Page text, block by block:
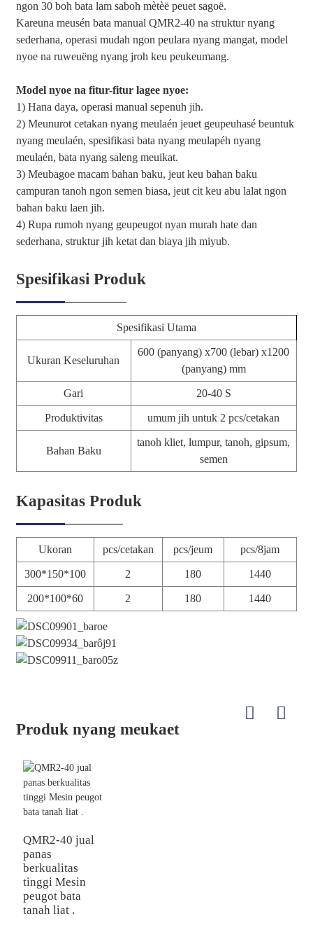
ngon 30 boh bata lam saboh mètèë peuet sagoë.
Kareuna meusén bata manual QMR2-40 na struktur nyang
sederhana, operasi mudah ngon peulara nyang mangat, model
nyoe na ruweuëng nyang jroh keu peukeumang.
Model nyoe na fitur-fitur lagee nyoe:
1) Hana daya, operasi manual sepenuh jih.
2) Meunurot cetakan nyang meulaén jeuet geupeuhasé beuntuk
nyang meulaén, spesifikasi bata nyang meulapéh nyang
meulaén, bata nyang saleng meuikat.
3) Meubagoe macam bahan baku, jeut keu bahan baku
campuran tanoh ngon semen biasa, jeut cit keu abu lalat ngon
bahan baku laen jih.
4) Rupa rumoh nyang geupeugot nyan murah hate dan
sederhana, struktur jih ketat dan biaya jih miyub.
Spesifikasi Produk
Spesifikasi Utama
Ukuran Keseluruhan
600 (panyang) x700 (lebar) x1200
(panyang) mm
Gari 20-40 S
Produktivitas umum jih untuk 2 pcs/cetakan
Bahan Baku
tanoh kliet, lumpur, tanoh, gipsum,
semen
Kapasitas Produk
Ukoran pcs/cetakan pcs/jeum pcs/8jam
300*150*100 2 180 1440
200*100*60 2 180 1440
Produk nyang meukaet
QMR2-40 jual
panas
berkualitas
tinggi Mesin
peugot bata
tanah liat .